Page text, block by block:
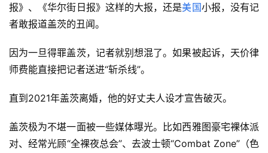
报》、《华尔街日报》这样的大报，还是美国小报，没有记
者敢报道盖茨的丑闻。
因为一旦得罪盖茨，记者就别想混了。如果被起诉，天价律
师费能直接把记者送进“斩杀线”。
直到2021年盖茨离婚，他的好丈夫人设才宣告破灭。
盖茨极为不堪一面被一些媒体曝光。比如西雅图豪宅裸体派
对、经常光顾“全裸夜总会”、去波士顿“Combat Zone”（色